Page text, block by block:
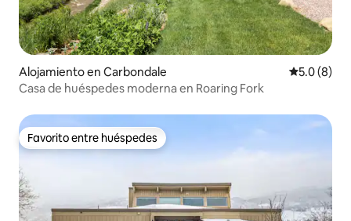
Alojamiento en Carbondale
5.0 (8)
Casa de huéspedes moderna en Roaring Fork
Favorito entre huéspedes
Favorito entre huéspedes